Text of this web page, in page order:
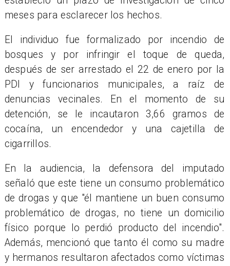
meses para esclarecer los hechos.
El individuo fue formalizado por incendio de
bosques y por infringir el toque de queda,
después de ser arrestado el 22 de enero por la
PDI y funcionarios municipales, a raíz de
denuncias vecinales. En el momento de su
detención, se le incautaron 3,66 gramos de
cocaína, un encendedor y una cajetilla de
cigarrillos.
En la audiencia, la defensora del imputado
señaló que este tiene un consumo problemático
de drogas y que "él mantiene un buen consumo
problemático de drogas, no tiene un domicilio
físico porque lo perdió producto del incendio".
Además, mencionó que tanto él como su madre
y hermanos resultaron afectados como víctimas